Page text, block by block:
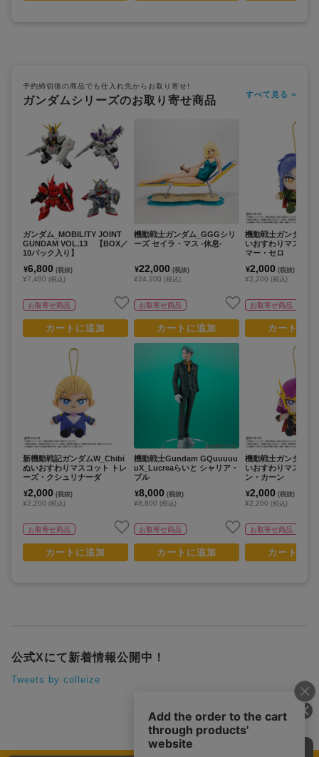
予約締切後の商品でも仕入れ先からお取り寄せ!
ガンダムシリーズのお取り寄せ商品 すべて見る >
ガンダム_MOBILITY JOINT
GUNDAM VOL.13 【BOX／
10パック入り】
¥6,800 (税抜)
¥7,480 (税込)
お取寄せ商品
カートに追加
新機動戦記ガンダムW_Chibi
ぬいおすわりマスコット トレ
ーズ・クシュリナーダ
¥2,000 (税抜)
¥2,200 (税込)
お取寄せ商品
カートに追加
機動戦士ガンダム_GGGシリ
ーズ セイラ・マス -休息-
¥22,000 (税抜)
¥24,200 (税込)
お取寄せ商品
カートに追加
機動戦士Gundam GQuuuuu
uX_Lucreaらいと シャリア・
ブル
¥8,000 (税抜)
¥8,800 (税込)
お取寄せ商品
カートに追加
機動戦士ガンダム
いおすわりマスコッ
マー・セロ
¥2,000 (税抜)
¥2,200 (税込)
お取寄せ商品
カートに
機動戦士ガンダム
いおすわりマスコッ
ン・カーン
¥2,000 (税抜)
¥2,200 (税込)
お取寄せ商品
カートに
公式Xにて新着情報公開中！
Tweets by colleize